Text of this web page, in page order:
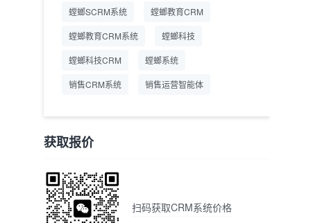
螳螂SCRM系统 螳螂教育CRM
螳螂教育CRM系统 螳螂科技
螳螂科技CRM 螳螂系统
销售CRM系统 销售运营智能体
获取报价
扫码获取CRM系统价格